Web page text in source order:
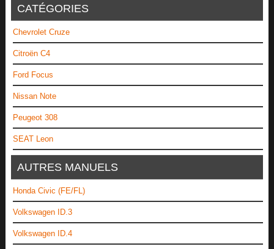
CATÉGORIES
Chevrolet Cruze
Citroën C4
Ford Focus
Nissan Note
Peugeot 308
SEAT Leon
AUTRES MANUELS
Honda Civic (FE/FL)
Volkswagen ID.3
Volkswagen ID.4